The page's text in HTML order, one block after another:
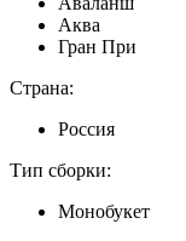
Аква
Гран При
Страна:
Россия
Тип сборки:
Монобукет